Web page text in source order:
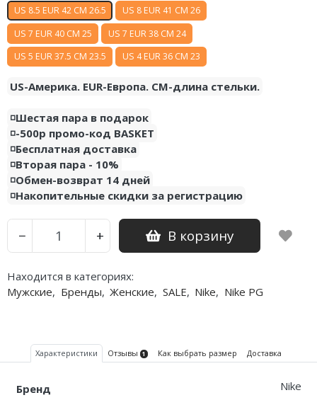
US 8.5 EUR 42 CM 26.5
US 8 EUR 41 CM 26
US 7 EUR 40 CM 25
US 7 EUR 38 CM 24
US 5 EUR 37.5 CM 23.5
US 4 EUR 36 CM 23
US-Америка. EUR-Европа. CM-длина стельки.
◽️Шестая пара в подарок
◽️-500р промо-код BASKET
◽️Бесплатная доставка
◽️Вторая пара - 10%
◽️Обмен-возврат 14 дней
◽️Накопительные скидки за регистрацию
− + В корзину
Находится в категориях:
Мужские, Бренды, Женские, SALE, Nike, Nike PG
Характеристики Отзывы 1 Как выбрать размер Доставка
Бренд
Nike
Air Jordan 14
Air Jordan 15